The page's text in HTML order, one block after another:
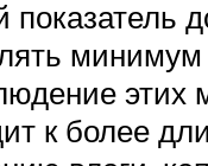
показатель
этих
к более